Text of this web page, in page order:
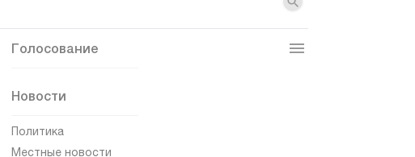
Голосование
Новости
Политика
Местные новости